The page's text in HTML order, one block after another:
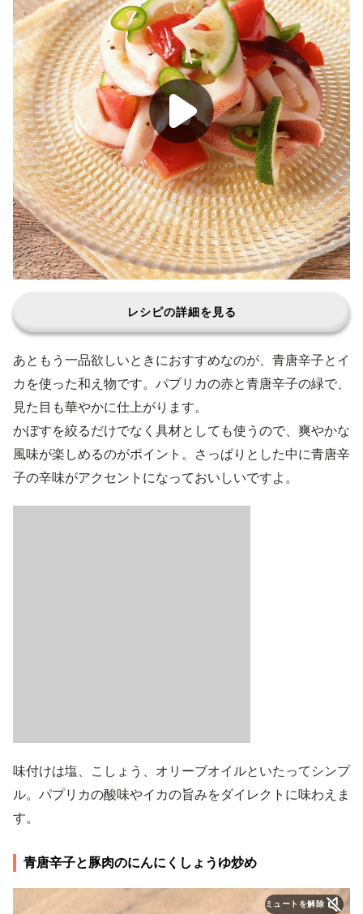
レシピの詳細を見る
あともう一品欲しいときにおすすめなのが、青唐辛子とイ
カを使った和え物です。パプリカの赤と青唐辛子の緑で、
見た目も華やかに仕上がります。
かぼすを絞るだけでなく具材としても使うので、爽やかな
風味が楽しめるのがポイント。さっぱりとした中に青唐辛
子の辛味がアクセントになっておいしいですよ。
味付けは塩、こしょう、オリーブオイルといたってシンプ
ル。パプリカの酸味やイカの旨みをダイレクトに味わえま
す。
青唐辛子と豚肉のにんにくしょうゆ炒め
ミュートを解除